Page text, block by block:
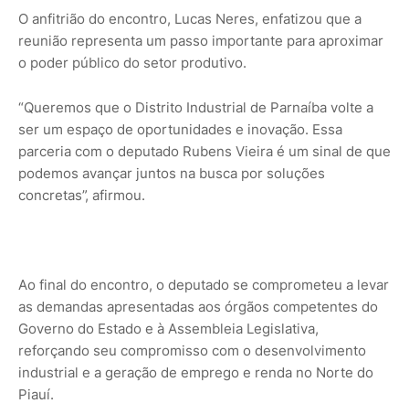
O anfitrião do encontro, Lucas Neres, enfatizou que a
reunião representa um passo importante para aproximar
o poder público do setor produtivo.
“Queremos que o Distrito Industrial de Parnaíba volte a
ser um espaço de oportunidades e inovação. Essa
parceria com o deputado Rubens Vieira é um sinal de que
podemos avançar juntos na busca por soluções
concretas”, afirmou.
Ao final do encontro, o deputado se comprometeu a levar
as demandas apresentadas aos órgãos competentes do
Governo do Estado e à Assembleia Legislativa,
reforçando seu compromisso com o desenvolvimento
industrial e a geração de emprego e renda no Norte do
Piauí.